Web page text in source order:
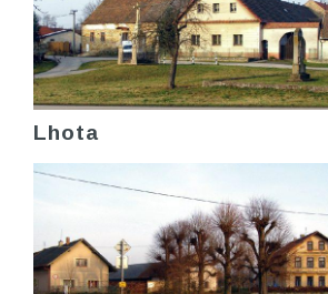
Lhota